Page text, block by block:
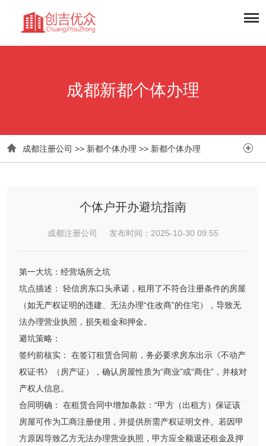
成都新都个体办理
 成都注册公司 >> 新都个体办理 >> 新都个体办理 
个体户开办避坑指南
成都注册公司 发布时间：2025-10-30 09:55
第一大坑：经营场所之坑
坑点描述： 轻信房东口头承诺，租用了不符合注册条件的房屋
（如无产权证明的违建、无法办理“住改商”的住宅），导致无
法办理营业执照，损失租金和押金。
避坑策略：
签约前核实： 在签订租赁合同前，务必要求房东出示《不动产
权证书》（房产证），确认房屋性质为“商业”或“商住”，并核对
产权人信息。
合同明确： 在租赁合同中增加条款：“甲方（出租方）保证该
房屋可作为工商注册使用，并提供所需产权证明文件。若因甲
方原因导致乙方无法办理营业执照，甲方应全额退还租金及押